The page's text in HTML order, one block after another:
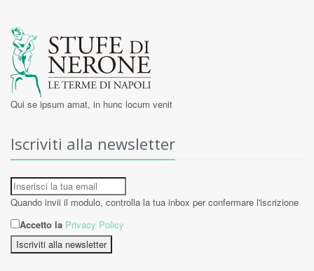
Qui se ipsum amat, in hunc locum venit
Iscriviti alla newsletter
Quando invii il modulo, controlla la tua inbox per confermare l'iscrizione
Accetto la Privacy Policy
Iscriviti alla newsletter